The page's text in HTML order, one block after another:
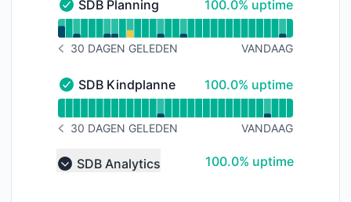
SDB Planning - Operationeel
SDB Planning 100% - uptime
100.0% uptime
Uptimegrafiek lezen voor SDB Planning
BERICHTGESCHIEDENIS 30 DAGEN GELEDEN
30 DAGEN GELEDEN VANDAAG
SDB Kindplanner - Operationeel
SDB Kindplanner 100% - uptime
100.0% uptime
BERICHTGESCHIEDENIS 30 DAGEN GELEDEN
30 DAGEN GELEDEN VANDAAG
Collapse group
SDB Analytics 100% - uptime
100.0% uptime